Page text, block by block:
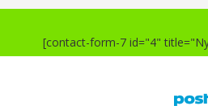
[contact-form-7 id="4"